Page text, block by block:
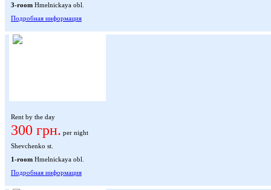
3-room Hmelnickaya obl.
Подробная информация
Rent by the day
300 грн. per night
Shevchenko st.
1-room Hmelnickaya obl.
Подробная информация